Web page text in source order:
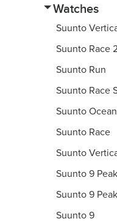
Watches
Suunto
Suunto Race 2
Suunto Run
Suunto Race
Suunto Ocean
Suunto Race
Suunto
Suunto 9
Suunto 9 Peak
Suunto 9